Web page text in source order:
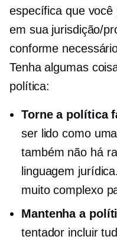
específica que
em sua jurisdição/
conforme
Tenha algumas
política:
Torne a política
ser lido como
também não há
linguagem
muito complexo
Mantenha a
tentador incluir